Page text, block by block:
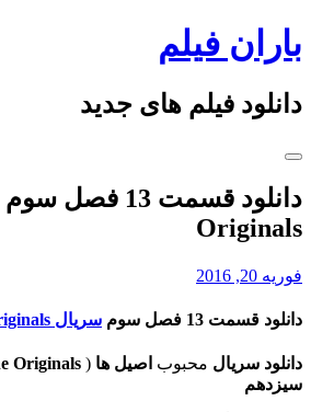
Skip
to
content
باران فیلم
دانلود فیلم های جدید
Originals
فوریه 20, 2016
دانلود قسمت 13 فصل سوم سریال The Originals
دانلود سریال محبوب اصیل ها (
Originals
سیزدهم